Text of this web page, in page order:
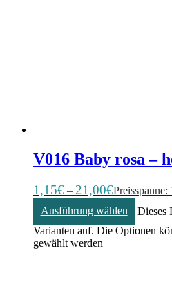
V016 Baby rosa –
1,15€ – 21,00€
Ausführung wählen
Dieses
Varianten auf. Die Optionen
gewählt werden